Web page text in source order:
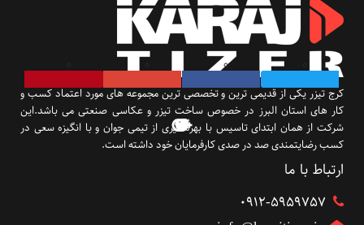
[mailpoet_page]
کرج تیزر یکی از قدیمی ترین و تخصصی ترین مجموعه های مورد اعتماد کسب و
کار های استان البرز در خصوص ساخت تیزر و عکاسی صنعتی می باشد.این
شرکت از همان ابتدای تاسیس با بهره گیری از تیمی جوان و با انگیزه سعی در
کسب رضایتمندی صد در صدی کارفرمایان خود داشته است.
ارتباط با ما
۰۹۱۲-5959757